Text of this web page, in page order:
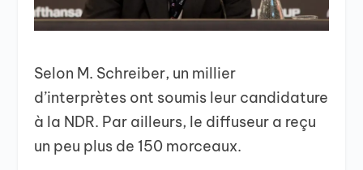
Selon M. Schreiber, un millier
d’interprètes ont soumis leur candidature
à la NDR. Par ailleurs, le diffuseur a reçu
un peu plus de 150 morceaux.